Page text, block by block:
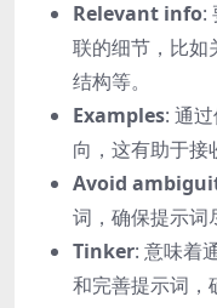
Relevant info:
联的细节，比如
结构等。
Examples: 通
向，这有助于接
Avoid
词，确保提示词
Tinker: 意味着
和完善提示词，